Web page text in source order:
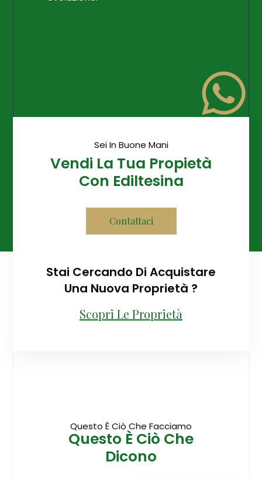
Sei In Buone Mani
Vendi La Tua Propietà
Con Ediltesina
Contattaci
Stai Cercando Di Acquistare
Una Nuova Proprietà ?
Scopri Le Proprietà
Questo È Ciò Che Facciamo
Questo È Ciò Che
Dicono